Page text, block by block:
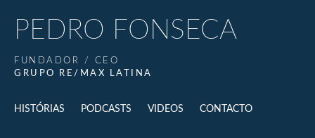
PEDRO FONSECA
FUNDADOR / CEO
GRUPO RE/MAX LATINA
HISTÓRIAS PODCASTS VIDEOS CONTACTO